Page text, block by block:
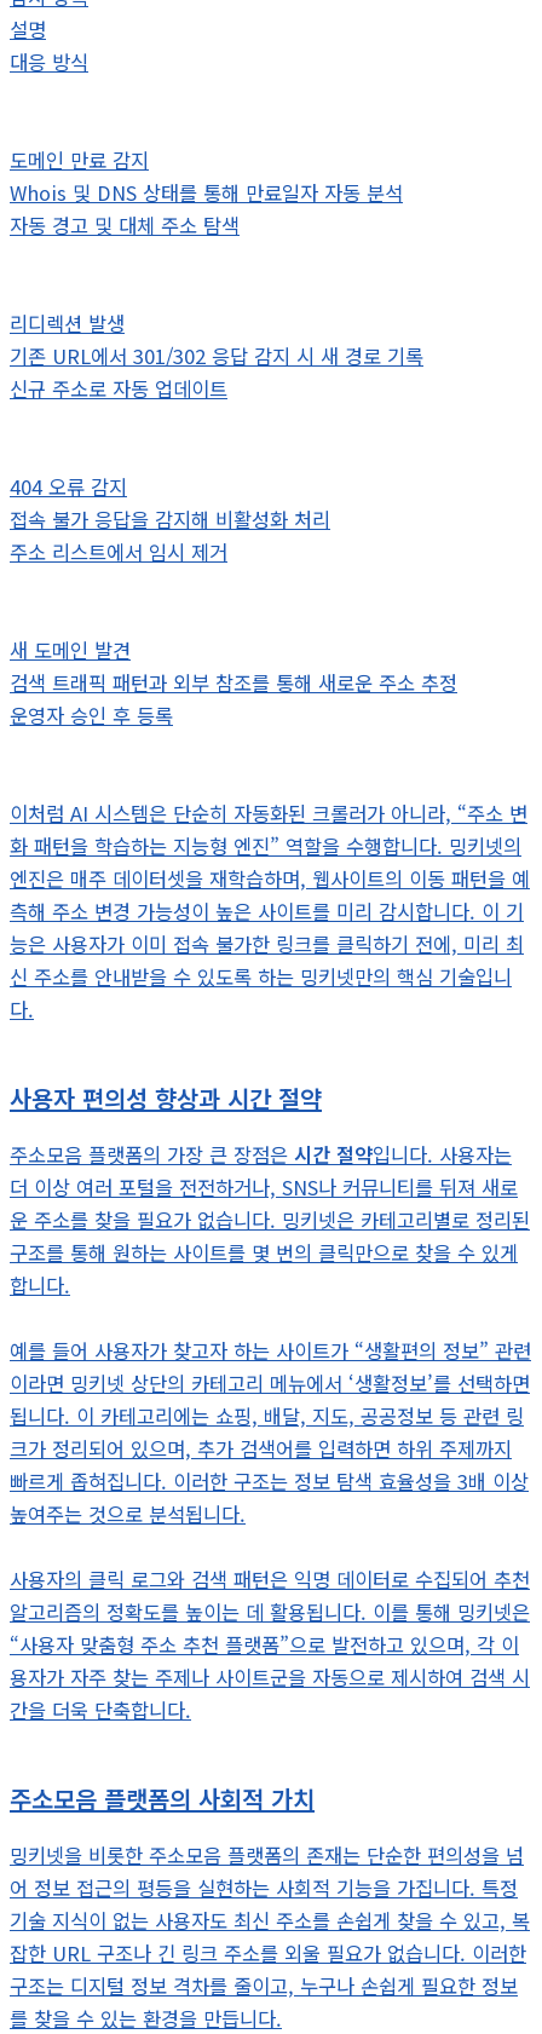
설명
대응 방식
도메인 만료 감지
Whois 및 DNS 상태를 통해 만료일자 자동 분석
자동 경고 및 대체 주소 탐색
리디렉션 발생
기존 URL에서 301/302 응답 감지 시 새 경로 기록
신규 주소로 자동 업데이트
404 오류 감지
접속 불가 응답을 감지해 비활성화 처리
주소 리스트에서 임시 제거
새 도메인 발견
검색 트래픽 패턴과 외부 참조를 통해 새로운 주소 추정
운영자 승인 후 등록
이처럼 AI 시스템은 단순히 자동화된 크롤러가 아니라, “주소 변
화 패턴을 학습하는 지능형 엔진” 역할을 수행합니다. 밍키넷의
엔진은 매주 데이터셋을 재학습하며, 웹사이트의 이동 패턴을 예
측해 주소 변경 가능성이 높은 사이트를 미리 감시합니다. 이 기
능은 사용자가 이미 접속 불가한 링크를 클릭하기 전에, 미리 최
신 주소를 안내받을 수 있도록 하는 밍키넷만의 핵심 기술입니
다.
사용자 편의성 향상과 시간 절약
주소모음 플랫폼의 가장 큰 장점은 시간 절약입니다. 사용자는
더 이상 여러 포털을 전전하거나, SNS나 커뮤니티를 뒤져 새로
운 주소를 찾을 필요가 없습니다. 밍키넷은 카테고리별로 정리된
구조를 통해 원하는 사이트를 몇 번의 클릭만으로 찾을 수 있게
합니다.
예를 들어 사용자가 찾고자 하는 사이트가 “생활편의 정보” 관련
이라면 밍키넷 상단의 카테고리 메뉴에서 ‘생활정보’를 선택하면
됩니다. 이 카테고리에는 쇼핑, 배달, 지도, 공공정보 등 관련 링
크가 정리되어 있으며, 추가 검색어를 입력하면 하위 주제까지
빠르게 좁혀집니다. 이러한 구조는 정보 탐색 효율성을 3배 이상
높여주는 것으로 분석됩니다.
사용자의 클릭 로그와 검색 패턴은 익명 데이터로 수집되어 추천
알고리즘의 정확도를 높이는 데 활용됩니다. 이를 통해 밍키넷은
“사용자 맞춤형 주소 추천 플랫폼”으로 발전하고 있으며, 각 이
용자가 자주 찾는 주제나 사이트군을 자동으로 제시하여 검색 시
간을 더욱 단축합니다.
주소모음 플랫폼의 사회적 가치
밍키넷을 비롯한 주소모음 플랫폼의 존재는 단순한 편의성을 넘
어 정보 접근의 평등을 실현하는 사회적 기능을 가집니다. 특정
기술 지식이 없는 사용자도 최신 주소를 손쉽게 찾을 수 있고, 복
잡한 URL 구조나 긴 링크 주소를 외울 필요가 없습니다. 이러한
구조는 디지털 정보 격차를 줄이고, 누구나 손쉽게 필요한 정보
를 찾을 수 있는 환경을 만듭니다.